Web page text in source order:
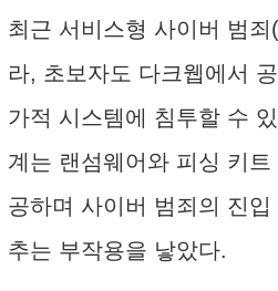
최근 서비스형 사이버 범
라, 초보자도 다크웹에서
가적 시스템에 침투할 수
계는 랜섬웨어와 피싱 키트
공하며 사이버 범죄의 진
추는 부작용을 낳았다.